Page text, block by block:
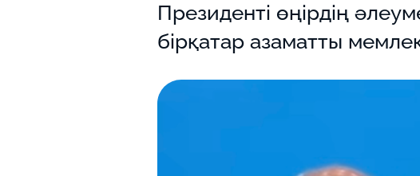
Президенті өңірдің
бірқатар азаматты